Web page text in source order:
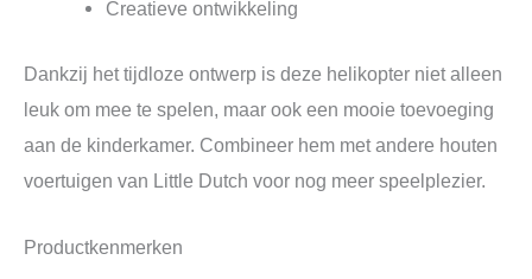
Creatieve ontwikkeling
Dankzij het tijdloze ontwerp is deze helikopter niet alleen
leuk om mee te spelen, maar ook een mooie toevoeging
aan de kinderkamer. Combineer hem met andere houten
voertuigen van Little Dutch voor nog meer speelplezier.
Productkenmerken